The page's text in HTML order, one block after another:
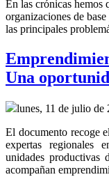
En las crónicas hemos
organizaciones de
las principales
Una
lunes, 11 de julio de
El documento recoge
expertas regionales
unidades productivas
acompañan